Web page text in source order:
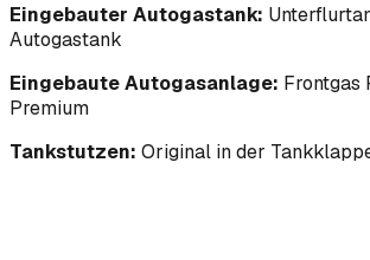
Eingebauter Autogastank:
Autogastank
Eingebaute Autogasanlage: Frontgas
Premium
Tankstutzen: Original in der